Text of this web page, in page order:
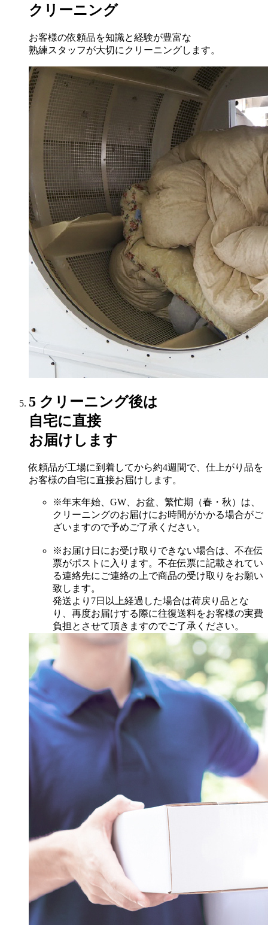
クリーニング
お客様の依頼品を知識と経験が豊富な
熟練スタッフが大切にクリーニングします。
5 クリーニング後は
自宅に直接
お届けします
依頼品が工場に到着してから約4週間で、仕上がり品を
お客様の自宅に直接お届けします。
※年末年始、GW、お盆、繁忙期（春・秋）は、
クリーニングのお届けにお時間がかかる場合がご
ざいますので予めご了承ください。
※お届け日にお受け取りできない場合は、不在伝
票がポストに入ります。不在伝票に記載されてい
る連絡先にご連絡の上で商品の受け取りをお願い
致します。
発送より7日以上経過した場合は荷戻り品とな
り、再度お届けする際に往復送料をお客様の実費
負担とさせて頂きますのでご了承ください。